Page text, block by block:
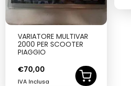
VARIATORE MULTIVAR
2000 PER SCOOTER
PIAGGIO
€70,00
IVA Inclusa